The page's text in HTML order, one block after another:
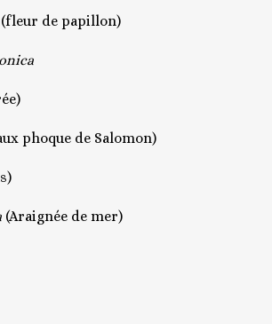
(fleur de papillon)
phoque de Salomon)
(Araignée de mer)